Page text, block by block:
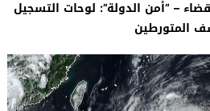
– “أمن الدولة”: لوحات التسجيل
المتورطين